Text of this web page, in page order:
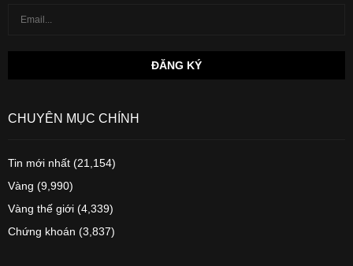
CHUYÊN MỤC CHÍNH
Tin mới nhất (21,154)
Vàng (9,990)
Vàng thế giới (4,339)
Chứng khoán (3,837)